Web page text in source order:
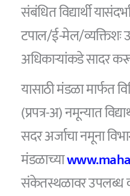
संबंधित विद्यार्थी
टपाल/ई-मेल/व्यक्तिशः
अधिकाऱ्यांकडे सादर
यासाठी मंडळा मार्फत
(प्रपत्र-अ) नमून्यात
सदर अर्जाचा नमूना
मंडळाच्या
संकेतस्थळावर